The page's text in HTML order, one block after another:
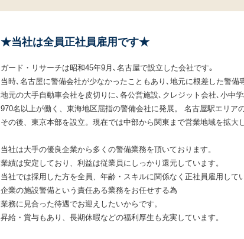
★当社は全員正社員雇用です★
ガード・リサーチは昭和45年9月､名古屋で設立した会社です｡
当時､名古屋に警備会社が少なかったこともあり､地元に根差した警備
地元の大手自動車会社を皮切りに､各公営施設､クレジット会社､小中
970名以上が働く、東海地区屈指の警備会社に発展。 名古屋駅エリ
その後、東京本部を設立。現在では中部から関東まで営業地域を拡大
当社は大手の優良企業から多くの警備業務を頂いております。
業績は安定しており、利益は従業員にしっかり還元しています。
当社では採用した方を全員、年齢・スキルに関係なく正社員雇用して
企業の施設警備という責任ある業務をお任せする為
業務に見合った待遇でお迎えしたいからです。
昇給・賞与もあり、長期休暇などの福利厚生も充実しています。